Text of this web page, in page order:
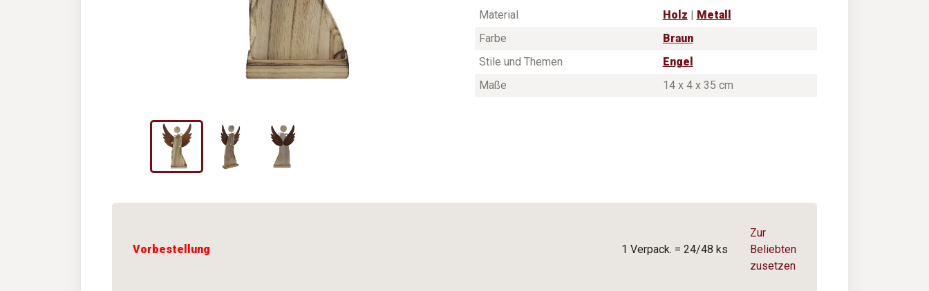
Material Holz
Metall
Farbe
Braun
Stile und Themen
Engel
Maße
14 x 4 x 35 cm
Vorbestellung 1 Verpack. = 24/48 ks
Zur
Beliebten
zusetzen